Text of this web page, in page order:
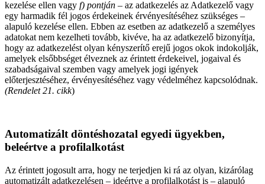
kezelése ellen vagy f) pontján – az adatkezelés az Adatkezelő vagy
egy harmadik fél jogos érdekeinek érvényesítéséhez szükséges –
alapuló kezelése ellen. Ebben az esetben az adatkezelő a személyes
adatokat nem kezelheti tovább, kivéve, ha az adatkezelő bizonyítja,
hogy az adatkezelést olyan kényszerítő erejű jogos okok indokolják,
amelyek elsőbbséget élveznek az érintett érdekeivel, jogaival és
szabadságaival szemben vagy amelyek jogi igények
előterjesztéséhez, érvényesítéséhez vagy védelméhez kapcsolódnak.
(Rendelet 21. cikk)
Automatizált döntéshozatal egyedi ügyekben,
beleértve a profilalkotást
Az érintett jogosult arra, hogy ne terjedjen ki rá az olyan, kizárólag
automatizált adatkezelésen – ideértve a profilalkotást is – alapuló